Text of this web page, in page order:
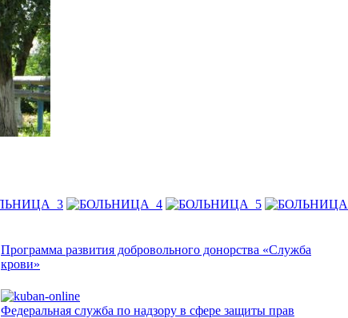
Программа развития добровольного донорства «Служба
крови»
Федеральная служба по надзору в сфере защиты прав